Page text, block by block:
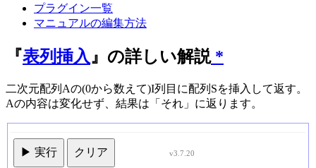
プラグイン一覧
マニュアルの編集方法
『表列挿入』の詳しい解説*
二次元配列Aの(0から数えて)I列目に配列Sを挿入して返す。
Aの内容は変化せず、結果は「それ」に返ります。
▶ 実行 クリア v3.7.20